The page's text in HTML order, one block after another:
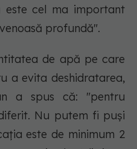
este cel ma important
profundă".
de apă pe care
a evita deshidratarea,
a spus că: "pentru
Nu putem fi puși
este de minimum 2